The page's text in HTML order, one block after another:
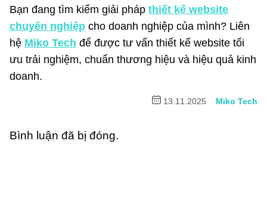
Bạn đang tìm kiếm giải pháp thiết kế website
chuyên nghiệp cho doanh nghiệp của mình? Liên
hệ Miko Tech để được tư vấn thiết kế website tối
ưu trải nghiệm, chuẩn thương hiệu và hiệu quả kinh
doanh.
13.11.2025 Miko Tech
Bình luận đã bị đóng.